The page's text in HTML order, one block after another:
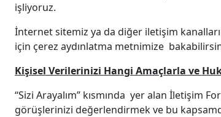
işliyoruz.
İnternet sitemiz ya da diğer iletişim
için çerez aydınlatma metnimize
Kişisel Verilerinizi Hangi Amaçlarla ve
“Sizi Arayalım” kısmında yer alan İletişim
görüşlerinizi değerlendirmek ve bu